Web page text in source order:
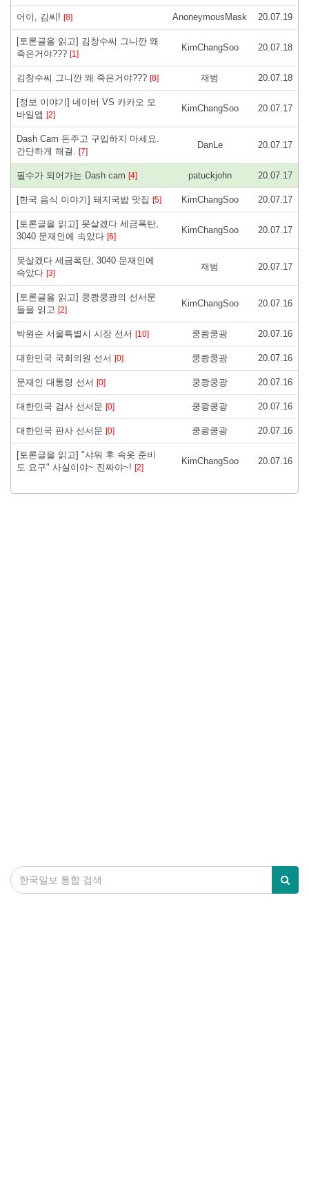
어이, 김씨! [8] AnoneymousMask 20.07.19
[토론글을 읽고] 김창수씨 그니깐 왜
죽은거야??? [1]
KimChangSoo 20.07.18
김창수씨 그니깐 왜 죽은거야??? [8] 재범 20.07.18
[정보 이야기] 네이버 VS 카카오 모
바일앱 [2]
KimChangSoo 20.07.17
Dash Cam 돈주고 구입하지 마세요.
간단하게 해결. [7]
DanLe 20.07.17
필수가 되어가는 Dash cam [4] patuckjohn 20.07.17
[한국 음식 이야기] 돼지국밥 맛집 [5] KimChangSoo 20.07.17
[토론글을 읽고] 못살겠다 세금폭탄,
3040 문재인에 속았다 [6]
KimChangSoo 20.07.17
못살겠다 세금폭탄, 3040 문재인에
속았다 [3]
재범 20.07.17
[토론글을 읽고] 쿵쾅쿵광의 선서문
들을 읽고 [2]
KimChangSoo 20.07.16
박원순 서울특별시 시장 선서 [10] 쿵쾅쿵광 20.07.16
대한민국 국회의원 선서 [0] 쿵쾅쿵광 20.07.16
문재인 대통령 선서 [0] 쿵쾅쿵광 20.07.16
대한민국 검사 선서문 [0] 쿵쾅쿵광 20.07.16
대한민국 판사 선서문 [0] 쿵쾅쿵광 20.07.16
[토론글을 읽고] "샤워 후 속옷 준비
도 요구" 사실이야~ 진짜야~! [2]
KimChangSoo 20.07.16